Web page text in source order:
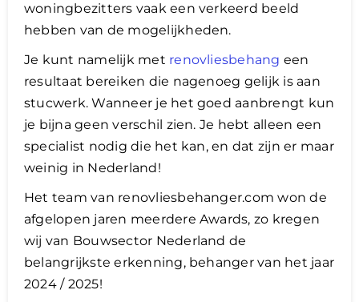
woningbezitters vaak een verkeerd beeld
hebben van de mogelijkheden.
Je kunt namelijk met renovliesbehang een
resultaat bereiken die nagenoeg gelijk is aan
stucwerk. Wanneer je het goed aanbrengt kun
je bijna geen verschil zien. Je hebt alleen een
specialist nodig die het kan, en dat zijn er maar
weinig in Nederland!
Het team van renovliesbehanger.com won de
afgelopen jaren meerdere Awards, zo kregen
wij van Bouwsector Nederland de
belangrijkste erkenning, behanger van het jaar
2024 / 2025!